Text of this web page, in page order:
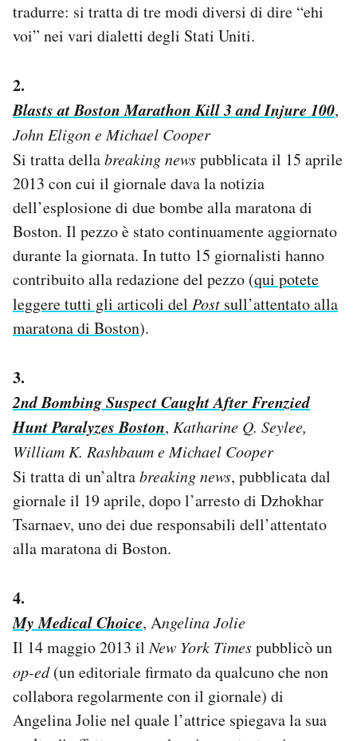
tradurre: si tratta di tre modi diversi di dire “ehi
voi” nei vari dialetti degli Stati Uniti.
2.
Blasts at Boston Marathon Kill 3 and Injure 100,
John Eligon e Michael Cooper
Si tratta dellabreaking newspubblicata il 15 aprile
2013 con cui il giornale dava la notizia
dell’esplosione di due bombe alla maratona di
Boston. Il pezzo è stato continuamente aggiornato
durante la giornata. In tutto 15 giornalisti hanno
contribuito alla redazione del pezzo (qui potete
leggere tutti gli articoli del Post sull’attentato alla
maratona di Boston).
3.
2nd Bombing Suspect Caught After Frenzied
Hunt Paralyzes Boston, Katharine Q. Seylee,
William K. Rashbaum e Michael Cooper
Si tratta di un’altrabreaking news, pubblicata dal
giornale il 19 aprile, dopo l’arresto di Dzhokhar
Tsarnaev, uno dei due responsabili dell’attentato
alla maratona di Boston.
4.
My Medical Choice, Angelina Jolie
Il 14 maggio 2013 ilNew York Timespubblicò un
op-ed(un editoriale firmato da qualcuno che non
collabora regolarmente con il giornale) di
Angelina Jolie nel quale l’attrice spiegava la sua